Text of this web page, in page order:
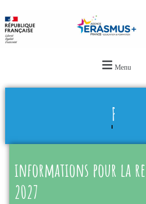
Menu
PRÉINSCRIPTION
informations pour la
2027